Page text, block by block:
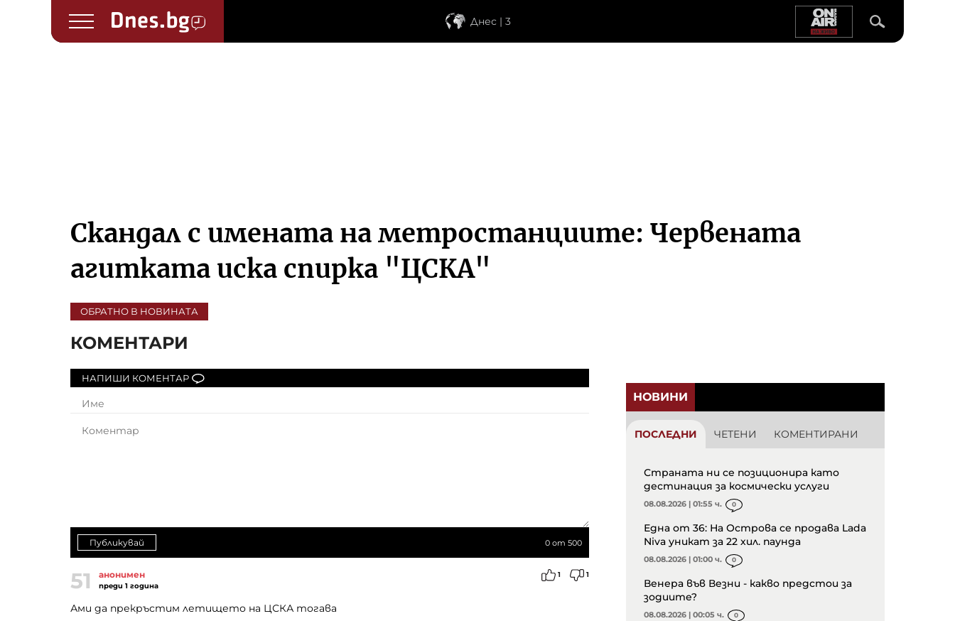
Днес | 3
Скандал с имената на метростанциите: Червената
агитката иска спирка "ЦСКА"
ОБРАТНО В НОВИНАТА
КОМЕНТАРИ
НАПИШИ КОМЕНТАР
0 от 500
Публикувай
51 анонимен
преди 1 година
1 1
Ами да прекръстим летището на ЦСКА тогава
НОВИНИ
ПОСЛЕДНИ ЧЕТЕНИ КОМЕНТИРАНИ
Страната ни се позиционира като
дестинация за космически услуги
08.08.2026 | 01:55 ч. 0
Една от 36: На Острова се продава Lada
Niva уникат за 22 хил. паунда
08.08.2026 | 01:00 ч. 0
Венера във Везни - какво предстои за
зодиите?
08.08.2026 | 00:05 ч. 0